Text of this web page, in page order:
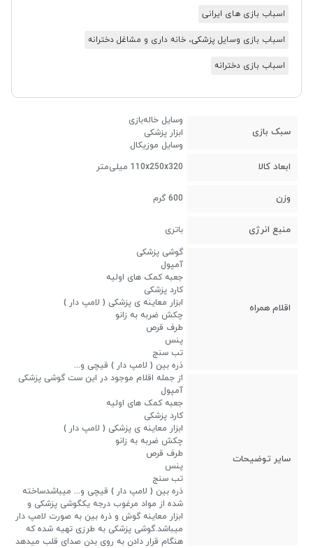
اسباب بازی های ایرانی
اسباب بازی وسایل پزشکی، خانه داری و مشاغل دخترانه
اسباب بازی دخترانه
سبک بازی
وسایل خاله‌بازی
ابزار پزشکی
وسایل موزیکال
ابعاد کالا 110x250x320 میلی‌متر
وزن 600 گرم
منبع انرژی باتری
اقلام همراه
گوشی پزشکی
آمپول
جعبه کمک های اولیه
کارد پزشکی
ابزار معاینه ی پزشکی ( لامپ دار )
چکش ضربه به زانو
طرف قرص
پنس
تب سنج
ذره بین ( لامپ دار ) قیچی و...
سایر توضیحات
از جمله اقلام موجود در این ست گوشی پزشکی
آمپول
جعبه کمک های اولیه
کارد پزشکی
ابزار معاینه ی پزشکی ( لامپ دار )
چکش ضربه به زانو
طرف قرص
پنس
تب سنج
ذره بین ( لامپ دار ) قیچی و... میباشدساخته
شده از مواد مرغوب درجه یکگوشی پزشکی و
ابزار معاینه گوش و ذره بین به صورت لامپ دار
میباشد.گوشی پزشکی به طرزی تهیه شده که
هنگام قرار دادن به روی بدن صدای قلب میدهد